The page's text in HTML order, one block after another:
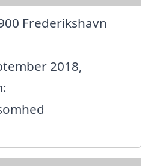
Frederikshavn
2018,